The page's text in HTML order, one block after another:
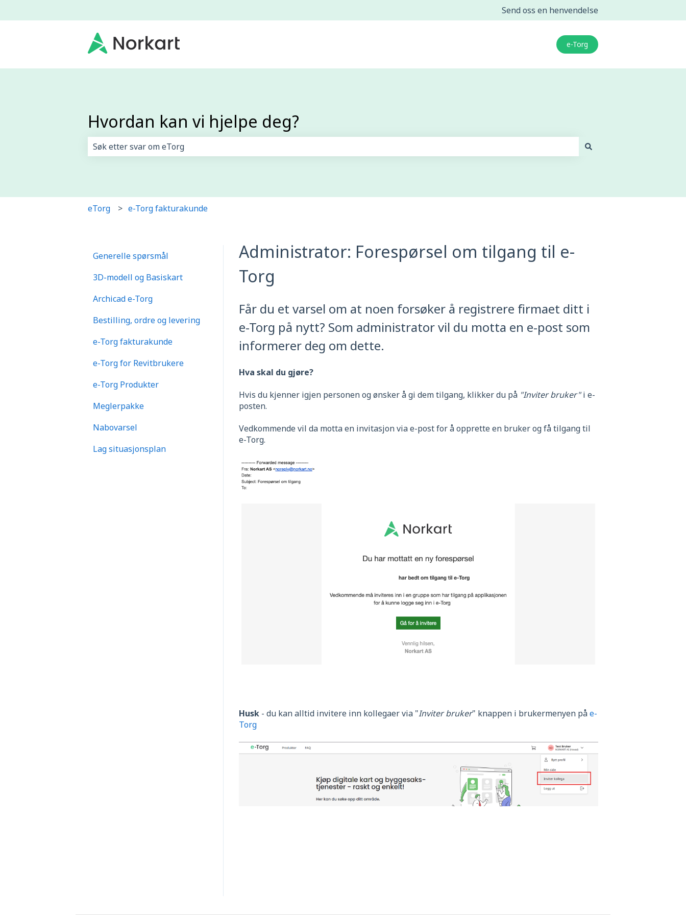
Send oss en henvendelse
e-Torg
Hvordan kan vi hjelpe deg?
eTorg e-Torg fakturakunde
Administrator: Forespørsel om tilgang til e-
Torg
Får du et varsel om at noen forsøker å registrere firmaet ditt i
e-Torg på nytt? Som administrator vil du motta en e-post som
informerer deg om dette.
Hva skal du gjøre?
Hvis du kjenner igjen personen og ønsker å gi dem tilgang, klikker du på "Inviter bruker"i e-
posten.
Vedkommende vil da motta en invitasjon via e-post for å opprette en bruker og få tilgang til
e-Torg.
Husk- du kan alltid invitere inn kollegaer via "Inviter bruker" knappen i brukermenyen påe-
Torg
Generelle spørsmål
3D-modell og Basiskart
Archicad e-Torg
Bestilling, ordre og levering
e-Torg fakturakunde
e-Torg for Revitbrukere
e-Torg Produkter
Meglerpakke
Nabovarsel
Lag situasjonsplan